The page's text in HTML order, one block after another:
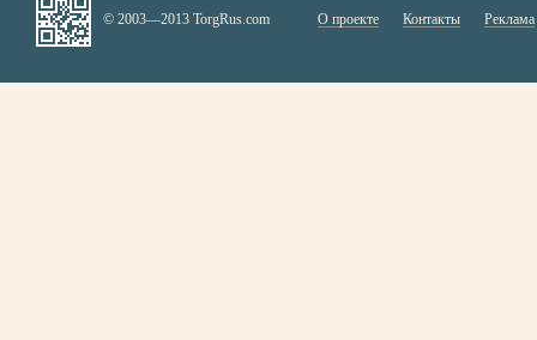
© 2003—2013 TorgRus.com О проекте Контакты Реклама